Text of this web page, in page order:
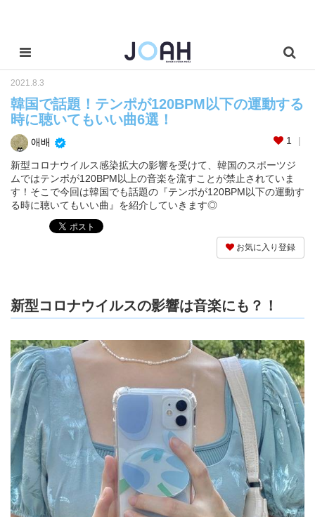
2021.8.3
韓国で話題！テンポが120BPM以下の運動する
時に聴いてもいい曲6選！
애배 1
新型コロナウイルス感染拡大の影響を受けて、韓国のスポーツジ
ムではテンポが120BPM以上の音楽を流すことが禁止されていま
す！そこで今回は韓国でも話題の『テンポが120BPM以下の運動す
る時に聴いてもいい曲』を紹介していきます◎
お気に入り登録
新型コロナウイルスの影響は音楽にも？！